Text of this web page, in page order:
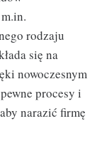
rodzaju
się na
nowoczesnym
procesy i
narazić firmę